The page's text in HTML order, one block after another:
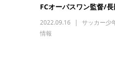
FCオーパスワン監督/
2022.09.16 サッカー少
情報